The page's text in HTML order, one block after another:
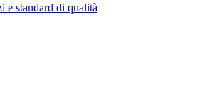
e standard di qualità